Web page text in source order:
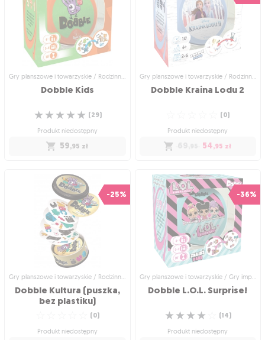
Szukaj par wśród księżniczek i ich
atrybutów!
☆
☆
☆
☆
☆ (1)
Produkt niedostępny
Produkt bez tekturowego opakowania
☆
☆
☆
☆ (0 )
Wysyłka jutro
69 ,95 54 ,95 zł
Gry planszowe i towarzyskie / Rodzinne gry planszowe
Dobble Kids
☆
☆
☆
☆
☆ (29)
Produkt niedostępny
59,95 zł
Rodzinne gry planszowe
Dobble Kids
Dobble w wersji dla najmłodszych!
☆
☆
☆
☆
Produkt niedostępny
59 ,95 zł
Gry planszowe i towarzyskie / Rodzinne gry planszowe
Dobble Kraina Lodu2
(0)
Produkt niedostępny
54,95 zł
Rodzinne gry planszowe
Dobble Kraina Lodu 2
Dobble z bohaterami Krainy Lodu 2!
☆
☆
☆
☆
☆ 0
Produkt niedostępny
69,95 54,95
-25%
Gry planszowe i towarzyskie / Rodzinne gry planszowe
Dobble Kultura (puszka,
bez plastiku)
(0)
Produkt niedostępny
-36%
Gry planszowe i towarzyskie / Gry imprezowe i towarzyskie
Dobble L.O.L.Surprise!
☆
☆
☆
☆ (14)
Produkt niedostępny